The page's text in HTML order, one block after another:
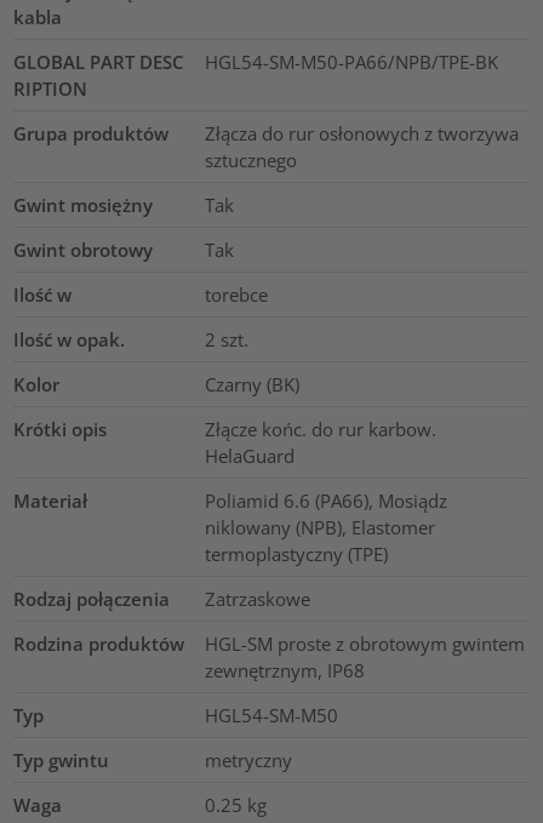
kabla
GLOBAL PART DESC
RIPTION
HGL54-SM-M50-PA66/NPB/TPE-BK
Grupa produktów
Złącza do rur osłonowych z tworzywa
sztucznego
Gwint mosiężny
Tak
Gwint obrotowy
Tak
Ilość w
torebce
Ilość w opak.
2 szt.
Kolor
Czarny (BK)
Krótki opis
Złącze końc. do rur karbow.
HelaGuard
Materiał
Poliamid 6.6 (PA66), Mosiądz
niklowany (NPB), Elastomer
termoplastyczny (TPE)
Rodzaj połączenia
Zatrzaskowe
Rodzina produktów
HGL-SM proste z obrotowym gwintem
zewnętrznym, IP68
Typ
HGL54-SM-M50
Typ gwintu
metryczny
Waga
0.25 kg